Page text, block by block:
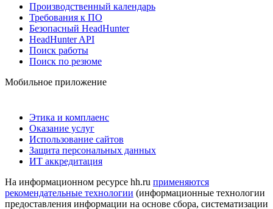
Производственный календарь
Требования к ПО
Безопасный HeadHunter
HeadHunter API
Поиск работы
Поиск по резюме
Мобильное приложение
Этика и комплаенс
Оказание услуг
Использование сайтов
Защита персональных данных
ИТ аккредитация
На информационном ресурсе hh.ru применяются
рекомендательные технологии (информационные технологии
предоставления информации на основе сбора, систематизации